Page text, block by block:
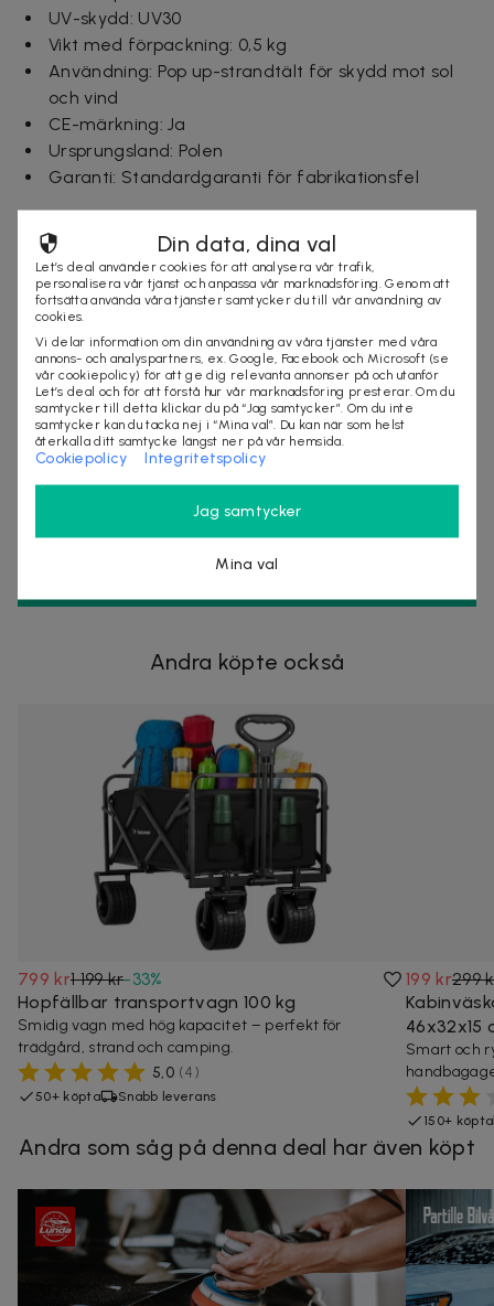
UV-skydd: UV30
Vikt med förpackning: 0,5 kg
Användning: Pop up-strandtält för skydd mot sol
och vind
CE-märkning: Ja
Ursprungsland: Polen
Garanti: Standardgaranti för fabrikationsfel
Ingår i paketet
1 st strandtält
1 st förvaringsfodral
1 st manual
Leveranstid: 1-3 arbetsdagar
Säljes av
Nordmagasinet.com
Andra köpte också
799 kr1 199 kr-33%
Hopfällbar transportvagn 100 kg
Smidig vagn med hög kapacitet – perfekt för
trädgård, strand och camping.
5,0 (4)
50+ köpta Snabb leverans
199 kr299
46x32x15
Smart och
150+ köpta
Andra som såg på denna deal har även köpt
Din data, dina val
Let’s deal använder cookies för att analysera vår trafik,
personalisera vår tjänst och anpassa vår marknadsföring. Genom att
fortsätta använda våra tjänster samtycker du till vår användning av
cookies.
Vi delar information om din användning av våra tjänster med våra
annons- och analyspartners, ex. Google, Facebook och Microsoft (se
vår cookiepolicy) för att ge dig relevanta annonser på och utanför
Let’s deal och för att förstå hur vår marknadsföring presterar. Om du
samtycker till detta klickar du på “Jag samtycker”. Om du inte
samtycker kan du tacka nej i “Mina val”. Du kan när som helst
återkalla ditt samtycke längst ner på vår hemsida.
Cookiepolicy Integritetspolicy
Jag samtycker
Mina val